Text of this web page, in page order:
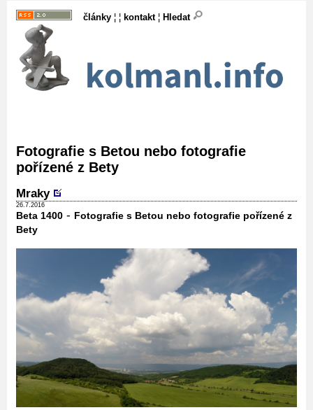
články ¦ ¦ kontakt¦ Hledat
Fotografie s Betou nebo fotografie
pořízené z Bety
Mraky
26.7.2016
Beta 1400 - Fotografie s Betou nebo fotografie pořízené z
Bety